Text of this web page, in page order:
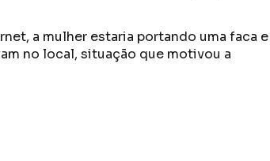
a mulher estaria portando uma faca e
no local, situação que motivou a